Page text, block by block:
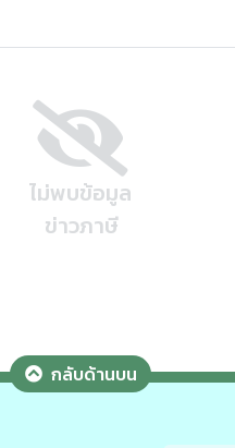
ไม่พบข้อมูล
ข่าวภาษี
กลับด้านบน